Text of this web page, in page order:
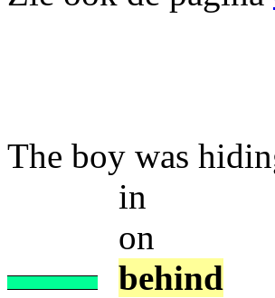
The boy was
in
on
behind